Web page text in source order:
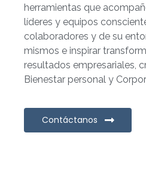
herramientas que
líderes y equipos
colaboradores y de su
mismos e inspirar
resultados empresariales,
Bienestar personal y
Contáctanos